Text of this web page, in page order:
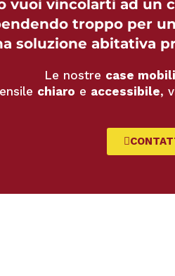
vuoi vincolarti ad un
troppo per
soluzione abitativa
Le nostre case mobili
chiaro e accessibile,